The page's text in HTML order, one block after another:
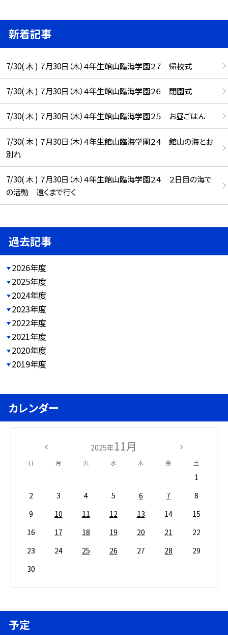
新着記事
7/30( 木 ) ７月30日（木）４年生館山臨海学園２７ 帰校式
7/30( 木 ) ７月30日（木）４年生館山臨海学園２６ 閉園式
7/30( 木 ) ７月30日（木）４年生館山臨海学園２５ お昼ごはん
7/30( 木 ) ７月30日（木）４年生館山臨海学園２４ 館山の海とお
別れ
7/30( 木 ) ７月30日（木）４年生館山臨海学園２４ ２日目の海で
の活動 遠くまで行く
過去記事
2026年度
2025年度
2024年度
2023年度
2022年度
2021年度
2020年度
2019年度
カレンダー
2025年11月
日 月 火 水 木 金 土
1
2
3 4 5 6 7
8
9
10 11 12 13 14
15
16
17 18 19 20 21
22
23
24 25 26 27 28
29
30
予定